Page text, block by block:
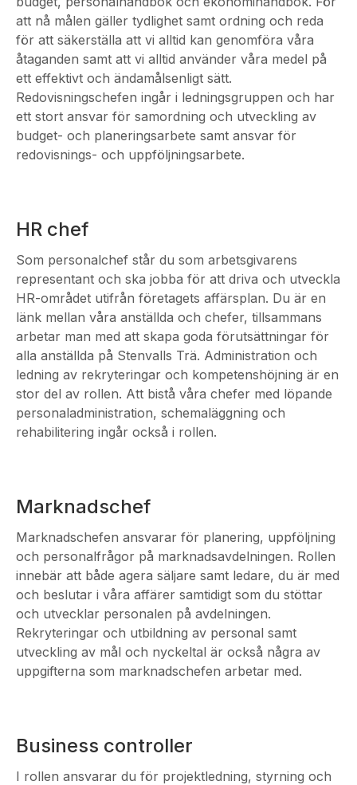
att nå målen gäller tydlighet samt ordning och reda
för att säkerställa att vi alltid kan genomföra våra
åtaganden samt att vi alltid använder våra medel på
ett effektivt och ändamålsenligt sätt.
Redovisningschefen ingår i ledningsgruppen och har
ett stort ansvar för samordning och utveckling av
budget- och planeringsarbete samt ansvar för
redovisnings- och uppföljningsarbete.
HR chef
Som personalchef står du som arbetsgivarens
representant och ska jobba för att driva och utveckla
HR-området utifrån företagets affärsplan. Du är en
länk mellan våra anställda och chefer, tillsammans
arbetar man med att skapa goda förutsättningar för
alla anställda på Stenvalls Trä. Administration och
ledning av rekryteringar och kompetenshöjning är en
stor del av rollen. Att bistå våra chefer med löpande
personaladministration, schemaläggning och
rehabilitering ingår också i rollen.
Marknadschef
Marknadschefen ansvarar för planering, uppföljning
och personalfrågor på marknadsavdelningen. Rollen
innebär att både agera säljare samt ledare, du är med
och beslutar i våra affärer samtidigt som du stöttar
och utvecklar personalen på avdelningen.
Rekryteringar och utbildning av personal samt
utveckling av mål och nyckeltal är också några av
uppgifterna som marknadschefen arbetar med.
Business controller
I rollen ansvarar du för projektledning, styrning och